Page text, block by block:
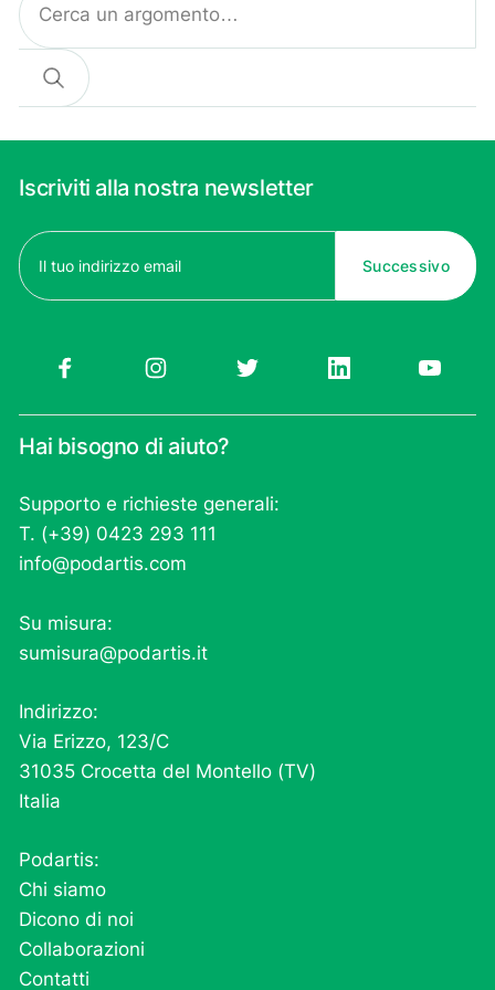
Cerca
Iscriviti alla nostra newsletter
Email
(Obbligatorio)
Hai bisogno di aiuto?
Supporto e richieste generali:
T. (+39) 0423 293 111
info@podartis.com
Su misura:
sumisura@podartis.it
Indirizzo:
Via Erizzo, 123/C
31035 Crocetta del Montello (TV)
Italia
Podartis:
Chi siamo
Dicono di noi
Collaborazioni
Contatti